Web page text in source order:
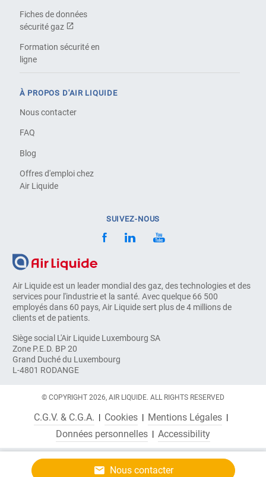
Nous contacter
Air Liquide est un leader mondial des gaz, des technologies et des
services pour l'industrie et la santé. Avec quelque 66 500
employés dans 60 pays, Air Liquide sert plus de 4 millions de
clients et de patients.
Siège social L'Air Liquide Luxembourg SA
Zone P.E.D. BP 20
Grand Duché du Luxembourg
L-4801 RODANGE
Fiches de données
sécurité gaz
Formation sécurité en
ligne
À PROPOS D'AIR LIQUIDE
Nous contacter
FAQ
Blog
Offres d'emploi chez
Air Liquide
SUIVEZ-NOUS
© COPYRIGHT 2026, AIR LIQUIDE. ALL RIGHTS RESERVED
C.G.V. & C.G.A. Cookies
Mentions Légales
Données personnelles
Accessibility